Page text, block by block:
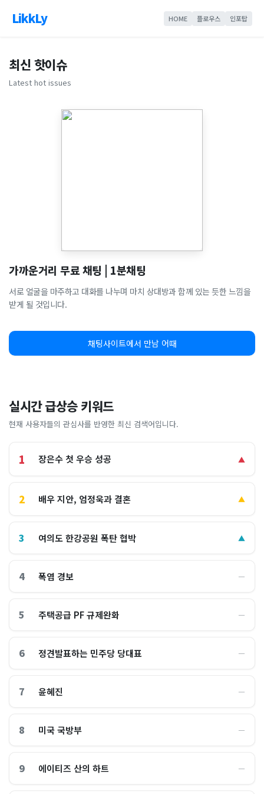
LikkLy HOME 플로우스 인포탑
최신 핫이슈
Latest hot issues
가까운거리 무료 채팅 | 1분채팅
서로 얼굴을 마주하고 대화를 나누며 마치 상대방과 함께 있는 듯한 느낌을
받게 될 것입니다.
채팅사이트에서 만남 어때
실시간 급상승 키워드
현재 사용자들의 관심사를 반영한 최신 검색어입니다.
1 장은수 첫 우승 성공 ▲
2 배우 지안, 엄정욱과 결혼 ▲
3 여의도 한강공원 폭탄 협박 ▲
4 폭염 경보 ―
5 주택공급 PF 규제완화 ―
6 정견발표하는 민주당 당대표 ―
7 윤혜진 ―
8 미국 국방부 ―
9 에이티즈 산의 하트 ―